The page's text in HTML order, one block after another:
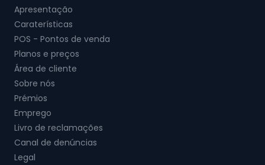
Apresentação
Caraterísticas
POS - Pontos de venda
Planos e preços
Área de cliente
Sobre nós
Prémios
Emprego
Livro de reclamações
Canal de denúncias
Legal